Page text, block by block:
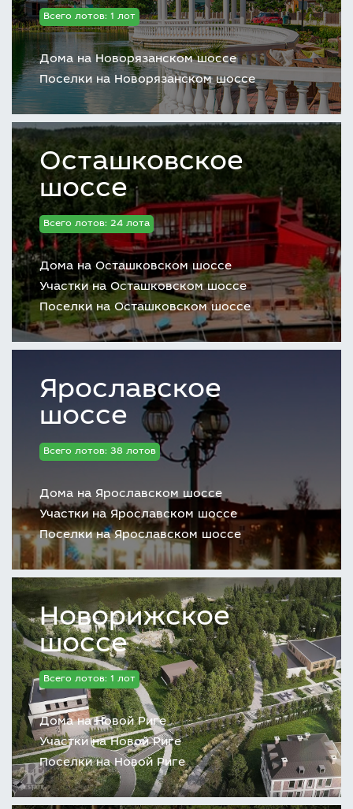
Всего лотов: 1 лот
Дома на Новорязанском шоссе
Поселки на Новорязанском шоссе
Осташковское
шоссе
Всего лотов: 24 лота
Дома на Осташковском шоссе
Участки на Осташковском шоссе
Поселки на Осташковском шоссе
Ярославское
шоссе
Всего лотов: 38 лотов
Дома на Ярославском шоссе
Участки на Ярославском шоссе
Поселки на Ярославском шоссе
Новорижское
шоссе
Всего лотов: 1 лот
Дома на Новой Риге
Участки на Новой Риге
Поселки на Новой Риге